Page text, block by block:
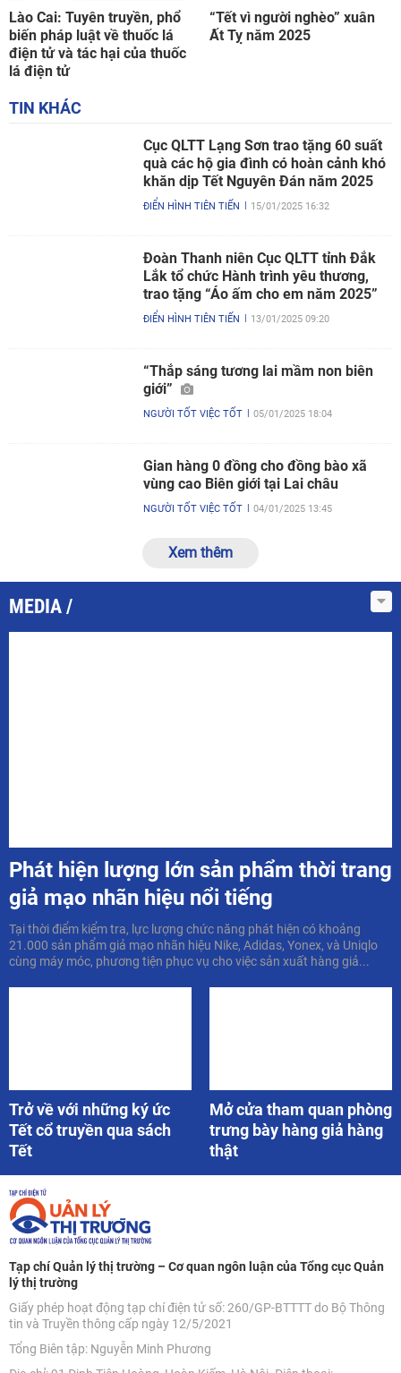
Lào Cai: Tuyên truyền, phổ
biến pháp luật về thuốc lá
điện tử và tác hại của thuốc
lá điện tử
“Tết vì người nghèo” xuân
Ất Tỵ năm 2025
TIN KHÁC
Cục QLTT Lạng Sơn trao tặng 60 suất
quà các hộ gia đình có hoàn cảnh khó
khăn dịp Tết Nguyên Đán năm 2025
ĐIỂN HÌNH TIÊN TIẾN 15/01/2025 16:32
Đoàn Thanh niên Cục QLTT tỉnh Đắk
Lắk tổ chức Hành trình yêu thương,
trao tặng “Áo ấm cho em năm 2025”
ĐIỂN HÌNH TIÊN TIẾN 13/01/2025 09:20
“Thắp sáng tương lai mầm non biên
giới”
NGƯỜI TỐT VIỆC TỐT 05/01/2025 18:04
Gian hàng 0 đồng cho đồng bào xã
vùng cao Biên giới tại Lai châu
NGƯỜI TỐT VIỆC TỐT 04/01/2025 13:45
Xem thêm
MEDIA
Phát hiện lượng lớn sản phẩm thời trang
giả mạo nhãn hiệu nổi tiếng
Tại thời điểm kiểm tra, lực lượng chức năng phát hiện có khoảng
21.000 sản phẩm giả mạo nhãn hiệu Nike, Adidas, Yonex, và Uniqlo
cùng máy móc, phương tiện phục vụ cho việc sản xuất hàng giả...
Trở về với những ký ức
Tết cổ truyền qua sách
Tết
Mở cửa tham quan phòng
trưng bày hàng giả hàng
thật
Tạp chí Quản lý thị trường – Cơ quan ngôn luận của Tổng cục Quản
lý thị trường
Giấy phép hoạt động tạp chí điện tử số: 260/GP-BTTTT do Bộ Thông
tin và Truyền thông cấp ngày 12/5/2021
Tổng Biên tập: Nguyễn Minh Phương